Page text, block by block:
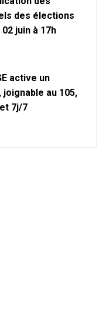
des élections
juin à 17h
active un
joignable au 105,
7j/7